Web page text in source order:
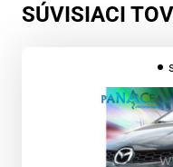
SÚVISIACI